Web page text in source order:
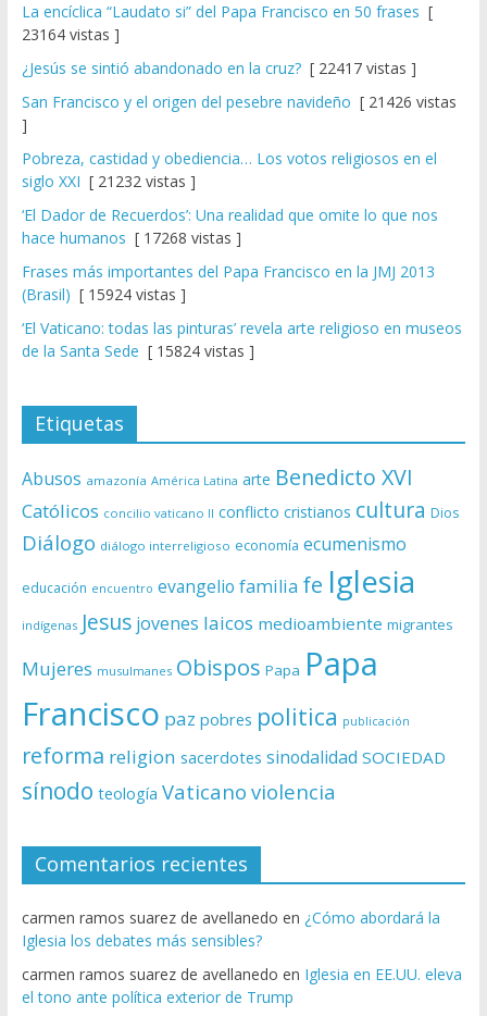
La encíclica “Laudato si” del Papa Francisco en 50 frases [
23164 vistas ]
¿Jesús se sintió abandonado en la cruz?[ 22417 vistas ]
San Francisco y el origen del pesebre navideño [ 21426 vistas
]
Pobreza, castidad y obediencia… Los votos religiosos en el
siglo XXI [ 21232 vistas ]
‘El Dador de Recuerdos’: Una realidad que omite lo que nos
hace humanos [ 17268 vistas ]
Frases más importantes del Papa Francisco en la JMJ 2013
(Brasil) [ 15924 vistas ]
‘El Vaticano: todas las pinturas’ revela arte religioso en museos
de la Santa Sede [ 15824 vistas ]
Etiquetas
Abusos amazonía América Latina arte Benedicto XVI
Católicos concilio vaticano II conflicto cristianos cultura Dios
Diálogo diálogo interreligioso economía ecumenismo
educación encuentro evangelio familia fe Iglesia
indígenas Jesus jovenes laicos medioambiente migrantes
Mujeres musulmanes Obispos Papa Papa
Francisco paz pobres politica publicación
reforma religion sacerdotes sinodalidad SOCIEDAD
sínodo teología Vaticano violencia
Comentarios recientes
carmen ramos suarez de avellanedo en ¿Cómo abordará la
Iglesia los debates más sensibles?
carmen ramos suarez de avellanedo en Iglesia en EE.UU. eleva
el tono ante política exterior de Trump